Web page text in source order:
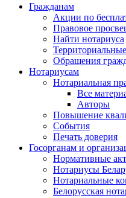
Гражданам
Акции по
Правовое
Найти нотариуса
Обращения
Нотариусам
Нотариальная
Все
Авторы
Повышение
События
Печать доверия
Госорганам и
Нормативные
Нотариусы
Нотариальные
Белорусская